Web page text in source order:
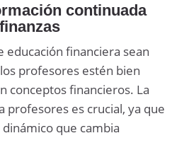
continuada
educación financiera sean
profesores estén bien
conceptos financieros. La
profesores es crucial, ya que
que cambia